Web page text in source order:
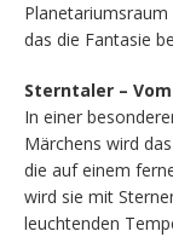
Planetariumsraum
das die Fantasie
Sterntaler –
In einer
Märchens wird
die auf einem
wird sie mit
leuchtenden